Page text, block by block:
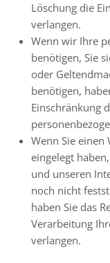
Löschung die
verlangen.
Wenn wir Ihre
benötigen, Sie
oder
benötigen,
Einschränkung
Wenn Sie einen
eingelegt
und unseren
noch nicht
haben Sie das
Verarbeitung
verlangen.